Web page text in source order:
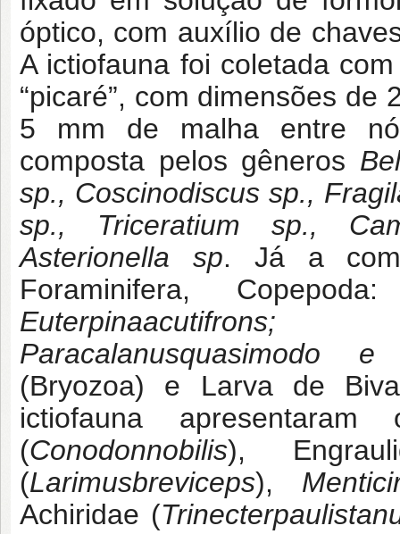
óptico, com auxílio de
A ictiofauna foi coletada
“picaré”, com dimensões
5 mm de malha entre
composta pelos gêneros
sp., Coscinodiscus sp.,
sp., Triceratium sp.,
Asterionella sp. Já a
Foraminifera,
Paracalanusquasimodo e
(Bryozoa) e Larva de
ictiofauna
(Conodonnobilis),
(Larimusbreviceps),
Achiridae (